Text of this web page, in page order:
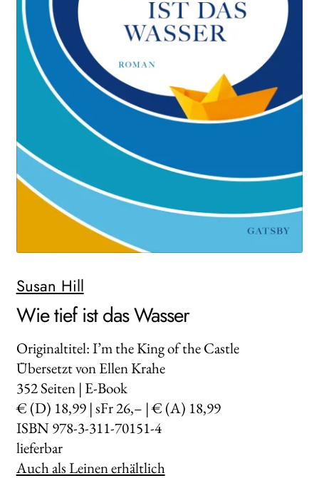
WEITERE VERLAGE
Search:
Susan Hill
Wie tief ist das Wasser
Originaltitel: I’m the King of the Castle
Übersetzt von Ellen Krahe
352Seiten | E-Book
€ (D) 18,99 | sFr 26,– | € (A) 18,99
ISBN 978-3-311-70151-4
lieferbar
Auch als Leinen erhältlich